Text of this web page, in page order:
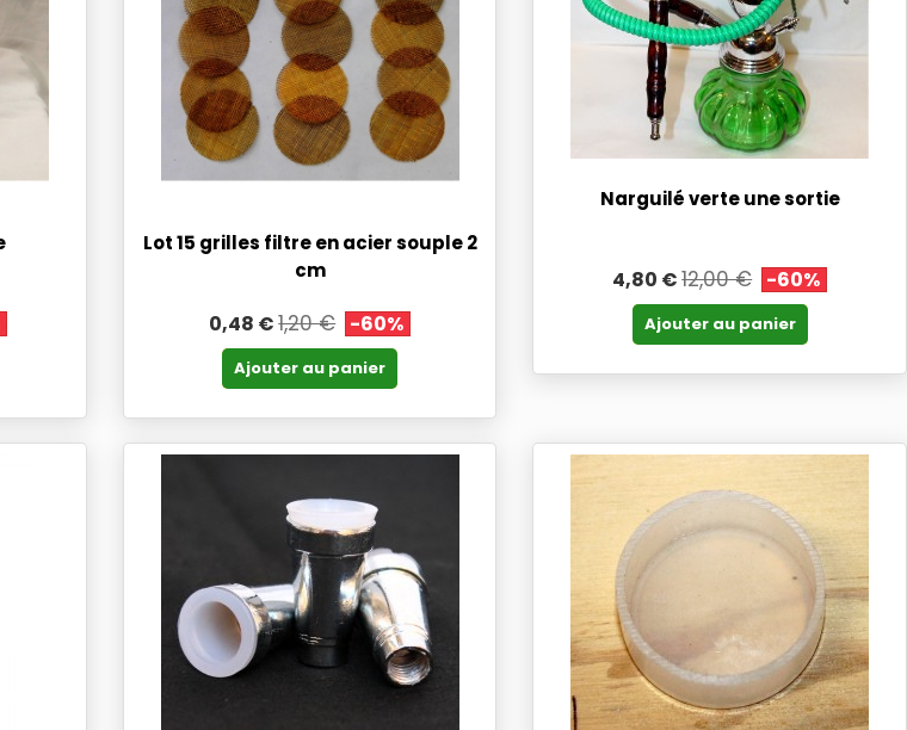
Lot 15 grilles filtre en acier souple 2
cm
0,48 €1,20 € -60%
Ajouter au panier
Narguilé verte une sortie
4,80 €12,00 € -60%
Ajouter au panier